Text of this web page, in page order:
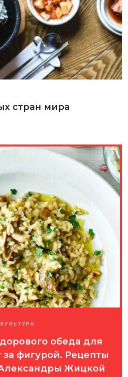
стран мира
КУЛЬТУРА
обеда для
за фигурой. Рецепты
Жицкой